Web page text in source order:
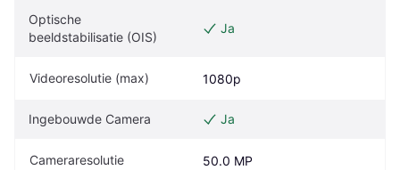
Optische
beeldstabilisatie (OIS)
Ja
Videoresolutie (max) 1080p
Ingebouwde Camera Ja
Cameraresolutie 50.0 MP